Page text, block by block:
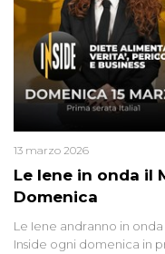
Le Iene in onda il
Domenica
13 marzo 2026
Le Iene andranno in
Inside ogni domenica in